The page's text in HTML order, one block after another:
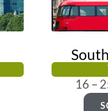
16 –